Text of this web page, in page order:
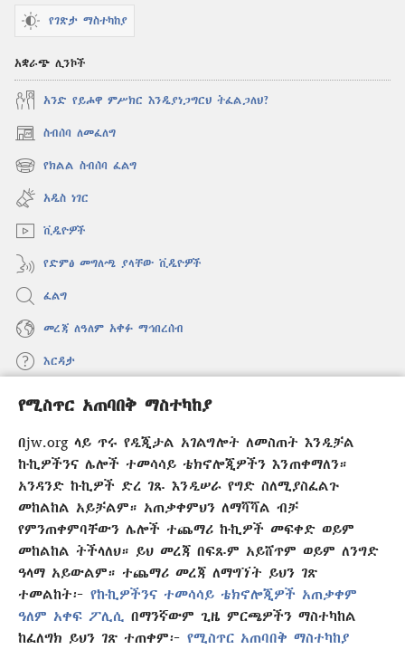
የሚስጥር አጠባበቅ ማስተካከያ
በjw.org ላይ ጥሩ የዲጂታል አገልግሎት ለመስጠት እንዲቻል
ኩኪዎችንና ሌሎች ተመሳሳይ ቴክኖሎጂዎችን እንጠቀማለን።
አንዳንድ ኩኪዎች ድረ ገጹ እንዲሠራ የግድ ስለሚያስፈልጉ
መከልከል አይቻልም። አጠቃቀምህን ለማሻሻል ብቻ
የምንጠቀምባቸውን ሌሎች ተጨማሪ ኩኪዎች መፍቀድ ወይም
መከልከል ትችላለህ። ይህ መረጃ በፍጹም አይሸጥም ወይም ለንግድ
ዓላማ አይውልም። ተጨማሪ መረጃ ለማግኘት ይህን ገጽ
ተመልከት፦ የኩኪዎችንና ተመሳሳይ ቴክኖሎጂዎች አጠቃቀም
ዓለም አቀፍ ፖሊሲ
በማንኛውም ጊዜ ምርጫዎችን ማስተካከል
ከፈለግክ ይህን ገጽ ተጠቀም፦ የሚስጥር አጠባበቅ ማስተካከያ
የገጽታ ማስተካከያ
አቋራጭ ሊንኮች
አንድ የይሖዋ ምሥክር እንዲያነጋግርህ ትፈልጋለህ?
ስብሰባ ለመፈለግ
(አዲስ
ዊንዶው
ክፈት)
የክልል ስብሰባ ፈልግ
(አዲስ
ዊንዶው
ክፈት)
አዲስ ነገር
ቪዲዮዎች
የድምፅ መግለጫ ያላቸው ቪዲዮዎች
ፈልግ
መረጃ ለዓለም አቀፉ ማኅበረሰብ
እርዳታ
መዋጮዎች
(አዲስ
ክፈት)
የመጠበቂያ ግንብ የኢንተርኔት ቤተ መጻሕፍት
(አዲስ
ዊንዶው
®
(አዲስ
ዊንዶው
®
Copyright © 2026 Watch Tower Bible and Tract Society of Pennsylvania.